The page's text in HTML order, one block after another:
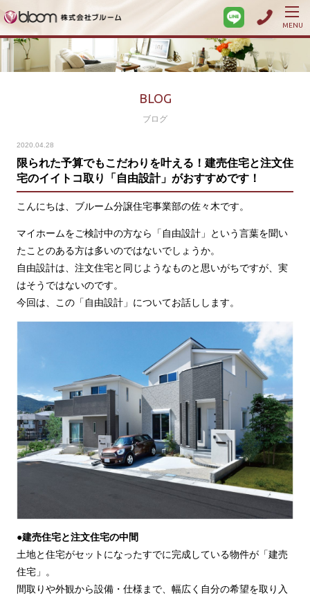
MENU
BLOG
ブログ
2020.04.28
限られた予算でもこだわりを叶える！建売住宅と注文住
宅のイイトコ取り「自由設計」がおすすめです！
こんにちは、ブルーム分譲住宅事業部の佐々木です。
マイホームをご検討中の方なら「自由設計」という言葉を聞い
たことのある方は多いのではないでしょうか。
自由設計は、注文住宅と同じようなものと思いがちですが、実
はそうではないのです。
今回は、この「自由設計」についてお話しします。
●建売住宅と注文住宅の中間
土地と住宅がセットになったすでに完成している物件が「建売
住宅」。
間取りや外観から設備・仕様まで、幅広く自分の希望を取り入